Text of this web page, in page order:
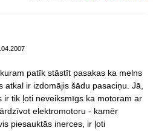
patīk stāstīt pasakas ka melns
atkal ir izdomājis šādu pasaciņu. Jā,
ir tik ļoti neveiksmīgs ka motoram ar
elektromotoru - kamēr
piesauktās inerces, ir ļoti